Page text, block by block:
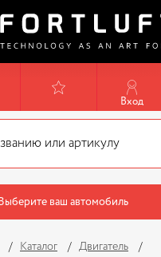
Вход
Выберите ваш автомобиль
Каталог
Двигатель